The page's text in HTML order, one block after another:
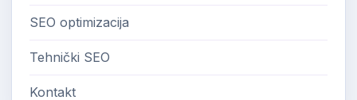
SEO optimizacija
Tehnički SEO
Kontakt